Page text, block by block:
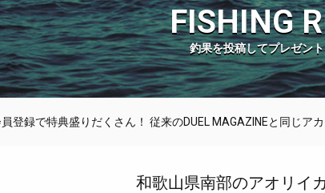
FISHING
釣果を投稿してプレゼン
登録で特典盛りだくさん！ 従来のDUEL MAGAZINEと同じア
和歌山県南部のアオリイカ